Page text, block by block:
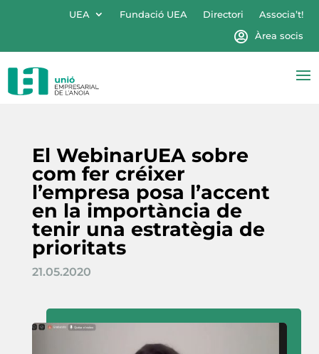
UEA Fundació UEA Directori
Associa’t!
Àrea socis
El WebinarUEA sobre
com fer créixer
l’empresa posa l’accent
en la importància de
tenir una estratègia de
prioritats
21.05.2020